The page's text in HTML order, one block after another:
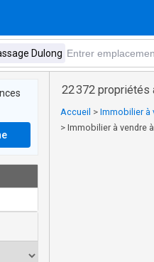
22 372 propriétés
Accueil > Immobilier à
> Immobilier à vendre